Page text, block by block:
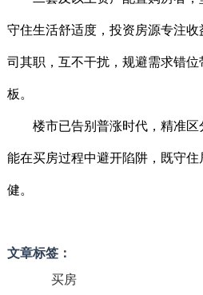
守住生活舒适度，投资房源专注
司其职，互不干扰，规避需求错
板。
楼市已告别普涨时代，精准区
能在买房过程中避开陷阱，既守
健。
文章标签：
买房